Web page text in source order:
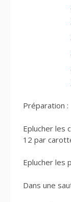
Préparation :
Eplucher les
12 par
Eplucher les
Dans une